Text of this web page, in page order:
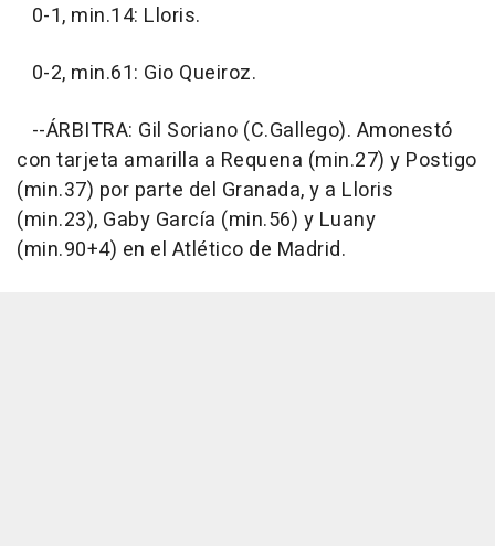
0-1, min.14: Lloris.
0-2, min.61: Gio Queiroz.
--ÁRBITRA: Gil Soriano (C.Gallego). Amonestó
con tarjeta amarilla a Requena (min.27) y Postigo
(min.37) por parte del Granada, y a Lloris
(min.23), Gaby García (min.56) y Luany
(min.90+4) en el Atlético de Madrid.